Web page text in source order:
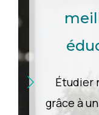
Étudier
grâce à